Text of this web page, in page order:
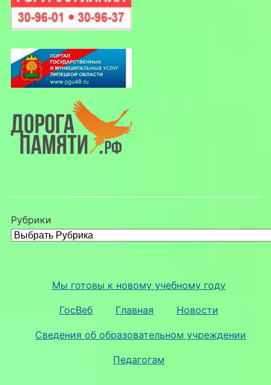
Рубрики
Мы готовы к новому учебному году
ГосВеб Главная Новости
Сведения об образовательном учреждении
Педагогам